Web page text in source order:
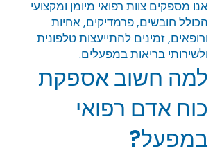
אנו מספקים צוות רפואי מיומן ומקצועי
הכולל חובשים, פרמדיקים, אחיות
ורופאים, זמינים להתייעצות טלפונית
ולשירותי בריאות במפעלים.
למה חשוב אספקת
כוח אדם רפואי
במפעל?